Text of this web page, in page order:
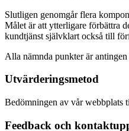
Slutligen genomgår flera
Målet är att ytterligare förbättra
kundtjänst självklart också till
Alla nämnda punkter är
Utvärderingsmetod
Bedömningen av vår webbplats
Feedback och